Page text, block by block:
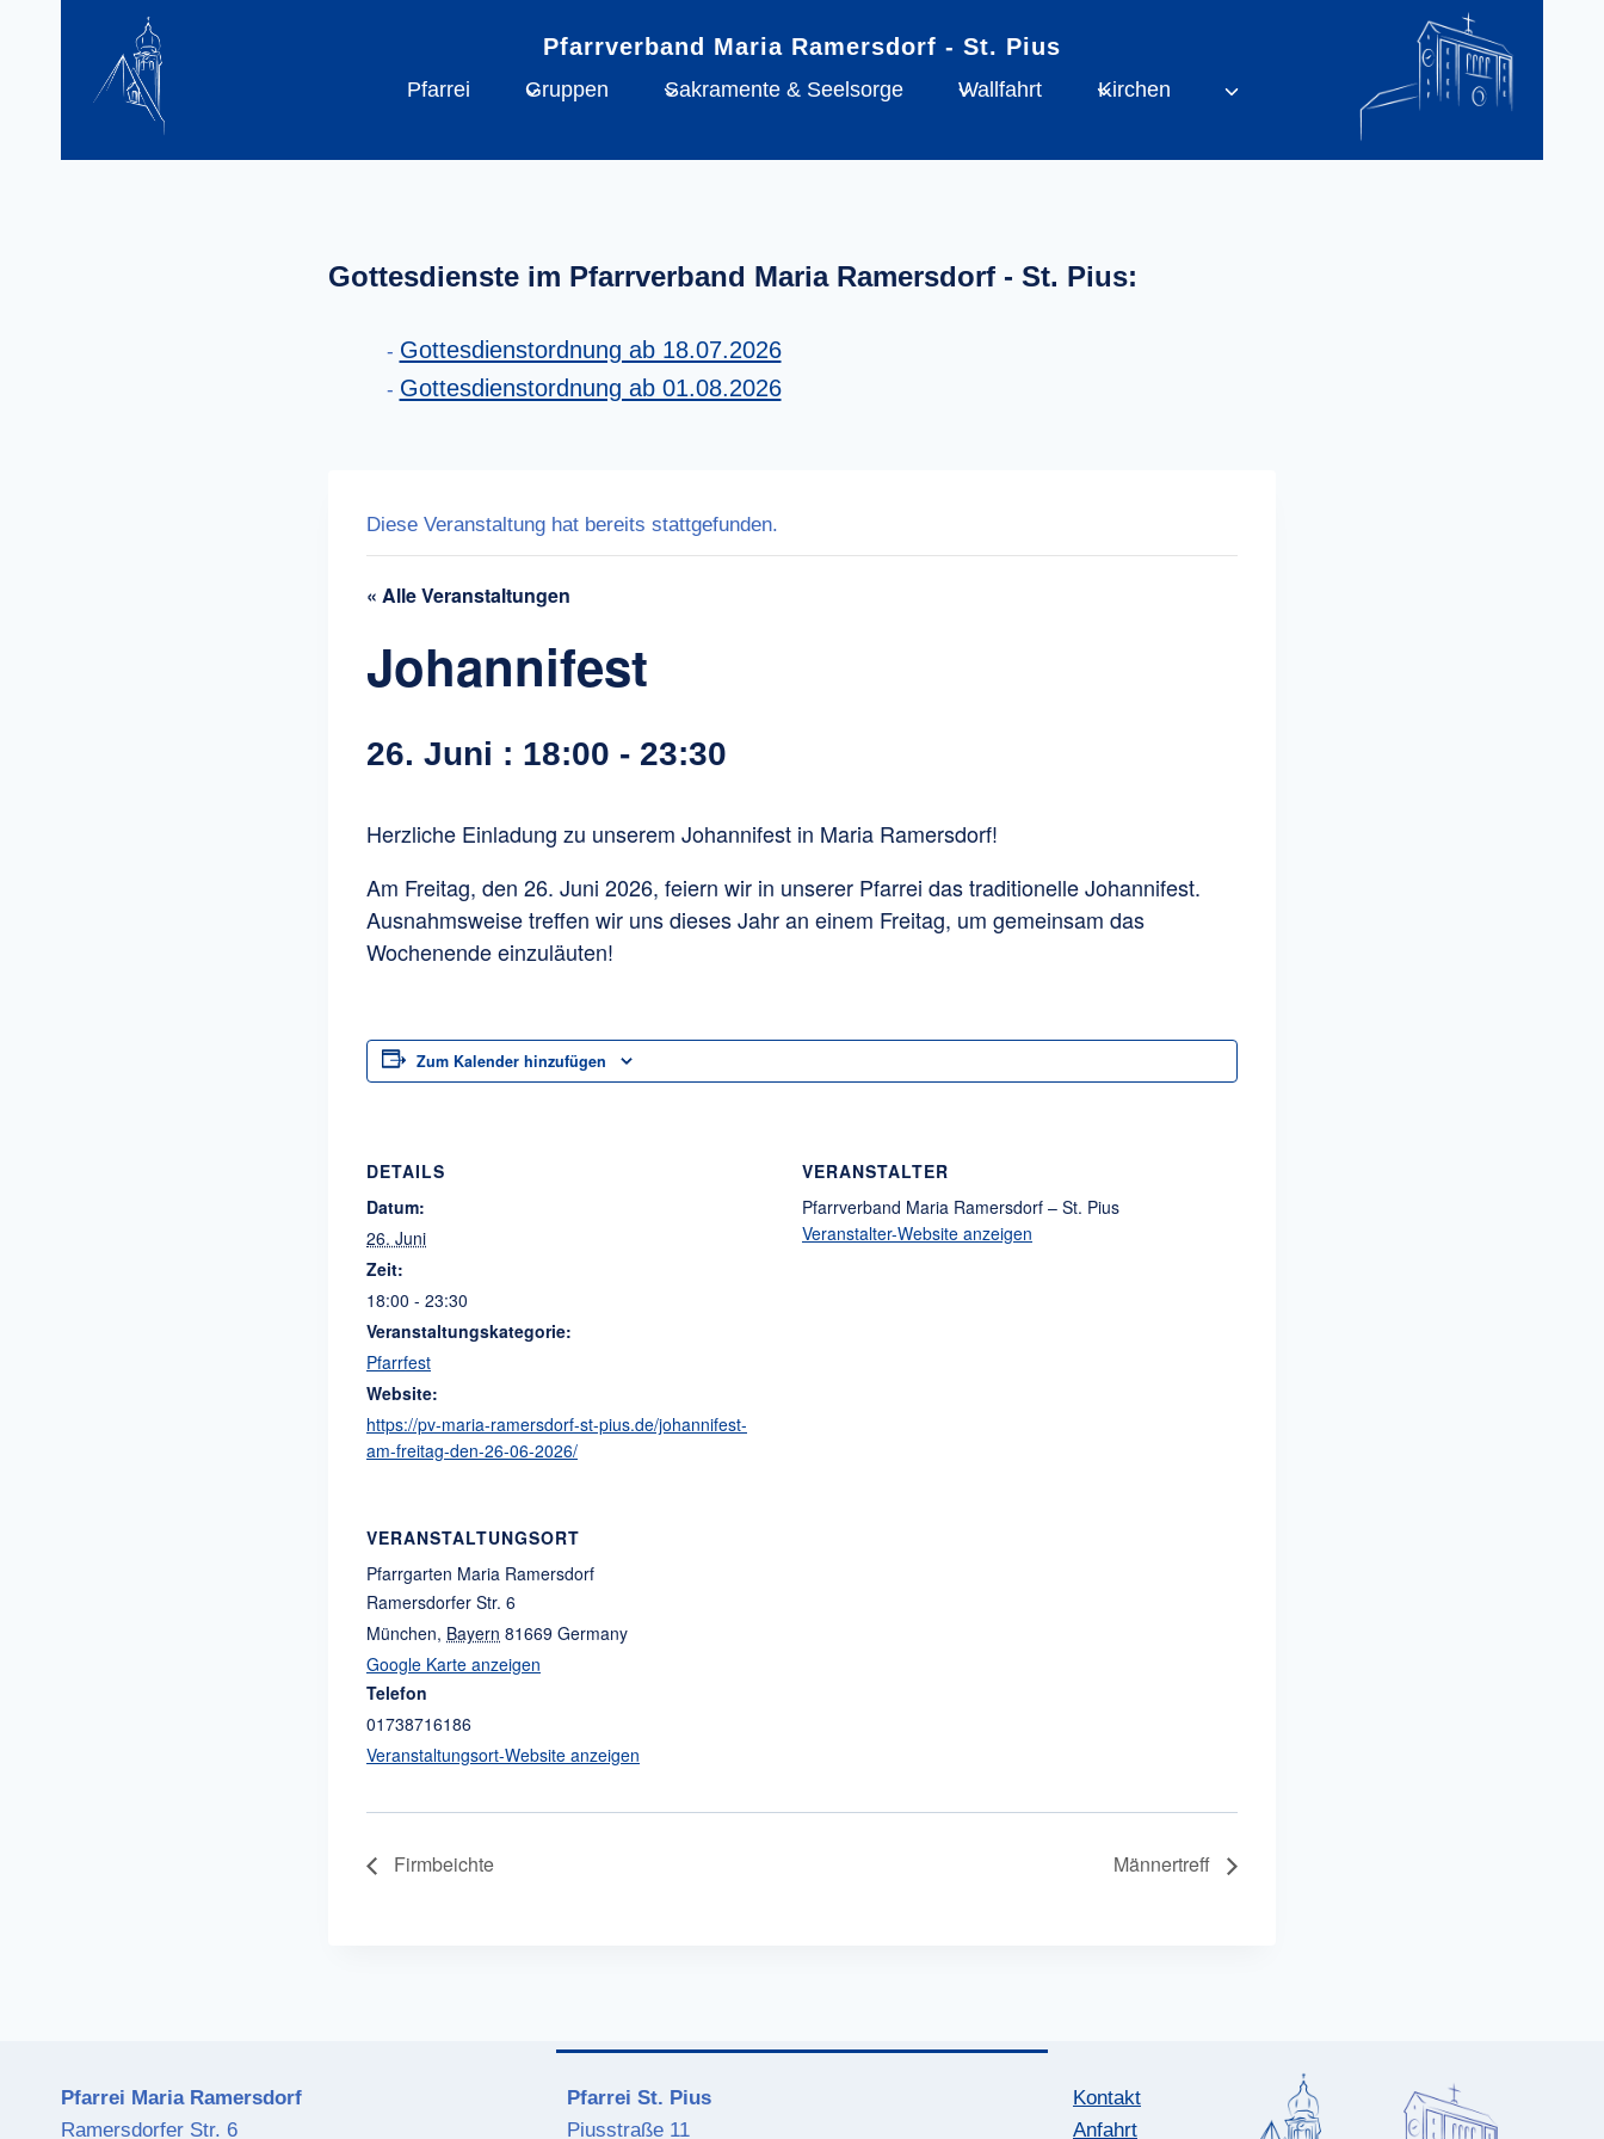
Pfarrei Gruppen Sakramente & Seelsorge Wallfahrt Kirchen
Gottesdienste im Pfarrverband Maria Ramersdorf - St. Pius:
Gottesdienstordnung ab 18.07.2026
Gottesdienstordnung ab 01.08.2026
Diese Veranstaltung hat bereits stattgefunden.
« Alle Veranstaltungen
Johannifest
26. Juni : 18:00 - 23:30
Herzliche Einladung zu unserem Johannifest in Maria Ramersdorf!
Am Freitag, den 26. Juni 2026, feiern wir in unserer Pfarrei das traditionelle Johannifest.
Ausnahmsweise treffen wir uns dieses Jahr an einem Freitag, um gemeinsam das
Wochenende einzuläuten!
Zum Kalender hinzufügen
DETAILS
Datum:
26. Juni
Zeit:
18:00 - 23:30
Veranstaltungskategorie:
Pfarrfest
Website:
https://pv-maria-ramersdorf-st-pius.de/johannifest-
am-freitag-den-26-06-2026/
VERANSTALTER
Pfarrverband Maria Ramersdorf – St. Pius
Veranstalter-Website anzeigen
VERANSTALTUNGSORT
Pfarrgarten Maria Ramersdorf
Ramersdorfer Str. 6
München, Bayern 81669 Germany
Google Karte anzeigen
Telefon
01738716186
Veranstaltungsort-Website anzeigen
Firmbeichte Männertreff
Pfarrei Maria Ramersdorf
Ramersdorfer Str. 6
Pfarrei St. Pius
Piusstraße 11
Kontakt
Anfahrt